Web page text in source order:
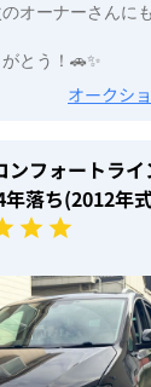
オーナーさんに
とう！🚗✨
オークシ
ンフォートラ
年落ち(2012年